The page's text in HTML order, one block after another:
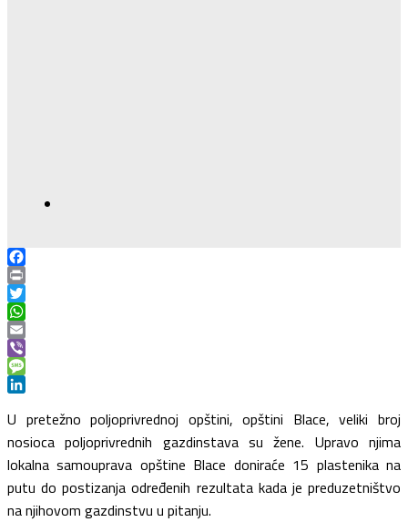
Facebook
Print
Twitter
WhatsApp
Email
Viber
Message
U pretežno poljoprivrednoj opštini, opštini Blace, veliki broj
nosioca poljoprivrednih gazdinstava su žene. Upravo njima
lokalna samouprava opštine Blace doniraće 15 plastenika na
putu do postizanja određenih rezultata kada je preduzetništvo
na njihovom gazdinstvu u pitanju.